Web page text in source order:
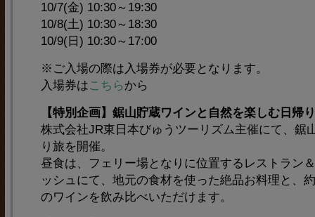
10/7(金) 10:30～19:30
10/8(土) 10:30～18:30
10/9(日) 10:30～17:00
※ご入場の際は入場券が必要となります。
入場券はこちら から
【特別企画】鋸山貯蔵ワインと自然を楽しむ日帰
株式会社JR東日本びゅうツーリズム主催にて、鋸
り旅を開催。
昼食は、フェリー場となりに位置するレストラ
ッシュにて、地元の食材を使った絶品お料理と、
のワインを飲み比べいただけます。